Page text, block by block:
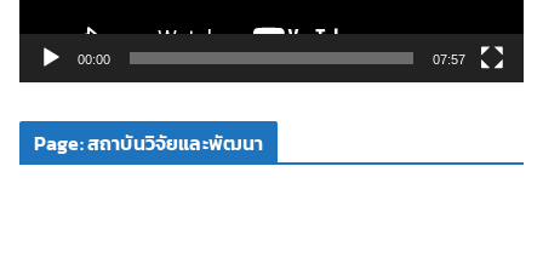
ดี
โ
00:00 07:57
Page: สถาบันวิจัยและพัฒนา